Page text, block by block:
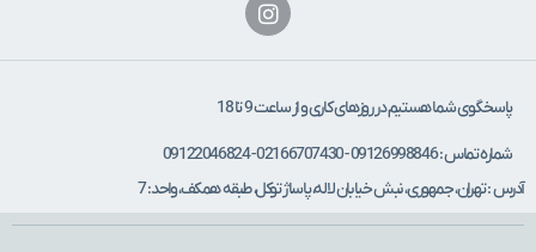
پاسخگوی شما هستیم در روزهای کاری و از ساعت 9 تا 18
شماره تماس : 09126998846 - 02166707430 - 09122046824
آدرس : تهران، جمهوری، نبش خیابان لاله، پاساژ توکل، طبقه همکف، واحد: 7